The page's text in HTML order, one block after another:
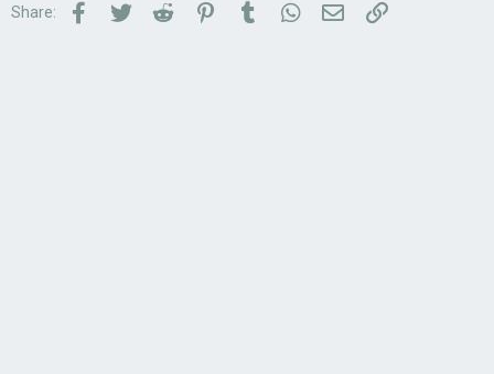
Share: Facebook
TwitterReddit PinterestTumblrWhatsApp
Email Link